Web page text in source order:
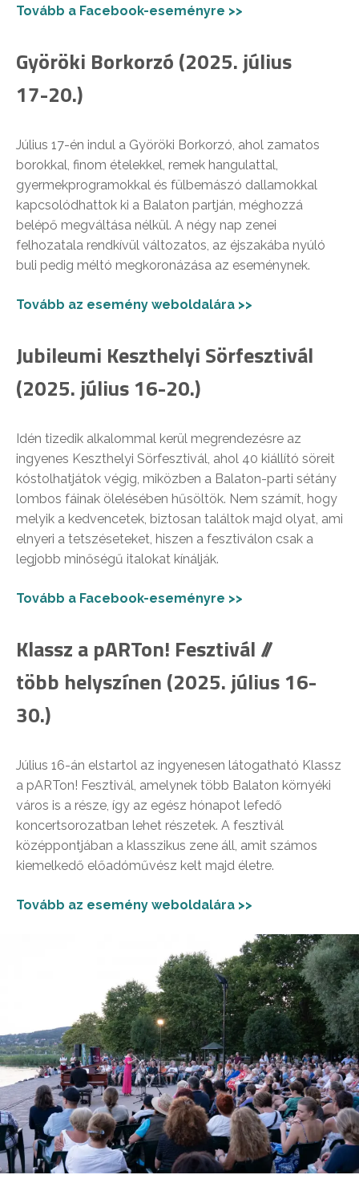
Tovább a Facebook-eseményre >>
Györöki Borkorzó (2025. július
17-20.)
Július 17-én indul a Györöki Borkorzó, ahol zamatos
borokkal, finom ételekkel, remek hangulattal,
gyermekprogramokkal és fülbemászó dallamokkal
kapcsolódhattok ki a Balaton partján, méghozzá
belépő megváltása nélkül. A négy nap zenei
felhozatala rendkívül változatos, az éjszakába nyúló
buli pedig méltó megkoronázása az eseménynek.
Tovább az esemény weboldalára >>
Jubileumi Keszthelyi Sörfesztivál
(2025. július 16-20.)
Idén tizedik alkalommal kerül megrendezésre az
ingyenes Keszthelyi Sörfesztivál, ahol 40 kiállító söreit
kóstolhatjátok végig, miközben a Balaton-parti sétány
lombos fáinak ölelésében hűsöltök. Nem számít, hogy
melyik a kedvencetek, biztosan találtok majd olyat, ami
elnyeri a tetszéseteket, hiszen a fesztiválon csak a
legjobb minőségű italokat kínálják.
Tovább a Facebook-eseményre >>
Klassz a pARTon! Fesztivál //
több helyszínen (2025. július 16-
30.)
Július 16-án elstartol az ingyenesen látogatható Klassz
a pARTon! Fesztivál, amelynek több Balaton környéki
város is a része, így az egész hónapot lefedő
koncertsorozatban lehet részetek. A fesztivál
középpontjában a klasszikus zene áll, amit számos
kiemelkedő előadóművész kelt majd életre.
Tovább az esemény weboldalára >>